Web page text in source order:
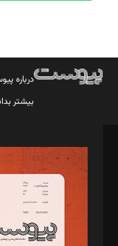
درباره
بیشتر
مدیر مسئول: محمدباقر
سردبیر: مهرک محمودی
دبیر تحریریه: میثم قاسمی
د‌بیر ناداستان: سمانه سمیع
د‌بیر خدمت و تجارت: